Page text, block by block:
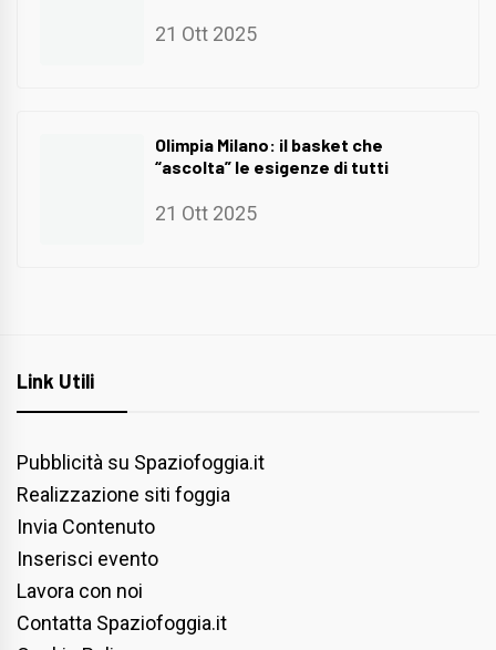
21 Ott 2025
Olimpia Milano: il basket che
“ascolta” le esigenze di tutti
21 Ott 2025
Link Utili
Pubblicità su Spaziofoggia.it
Realizzazione siti foggia
Invia Contenuto
Inserisci evento
Lavora con noi
Contatta Spaziofoggia.it